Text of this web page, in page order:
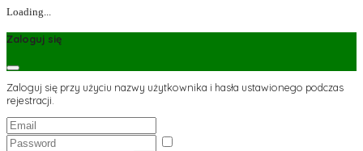
Loading...
Zaloguj się
Zaloguj się przy użyciu nazwy użytkownika i hasła ustawionego podczas
rejestracji.